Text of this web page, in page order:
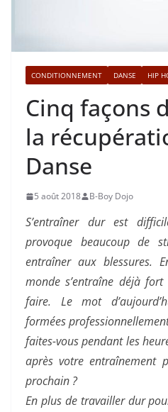
CONDITIONNEMENT DANSE HIP
Cinq façons
la
Danse
5 août 2018 B-Boy Dojo
S’entraîner dur est
provoque beaucoup de
entraîner aux blessures.
monde s’entraîne déjà
faire. Le mot
formées
faites-vous pendant les
après votre entraînement
prochain ?
En plus de travailler dur